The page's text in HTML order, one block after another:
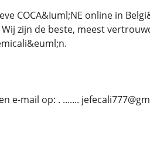
COCA&Iuml;NE online in
zijn de beste, meest
e-mail op: . .......